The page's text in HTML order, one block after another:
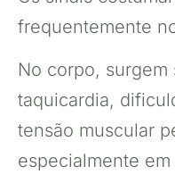
frequentemente
No corpo, surgem
taquicardia,
tensão muscular
especialmente